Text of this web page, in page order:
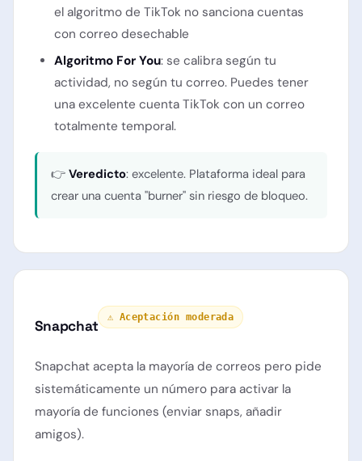
el algoritmo de TikTok no sanciona cuentas
con correo desechable
Algoritmo For You: se calibra según tu
actividad, no según tu correo. Puedes tener
una excelente cuenta TikTok con un correo
totalmente temporal.
👉Veredicto: excelente. Plataforma ideal para
crear una cuenta "burner" sin riesgo de bloqueo.
Snapchat
⚠️ Aceptación moderada
Snapchat acepta la mayoría de correos pero pide
sistemáticamente un número para activar la
mayoría de funciones (enviar snaps, añadir
amigos).